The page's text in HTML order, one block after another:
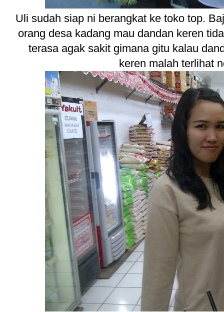
Uli sudah siap ni berangkat ke toko top.
orang desa kadang mau dandan keren
terasa agak sakit gimana gitu kalau
keren malah terlihat